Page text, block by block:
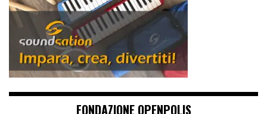
FONDAZIONE OPENPOLIS